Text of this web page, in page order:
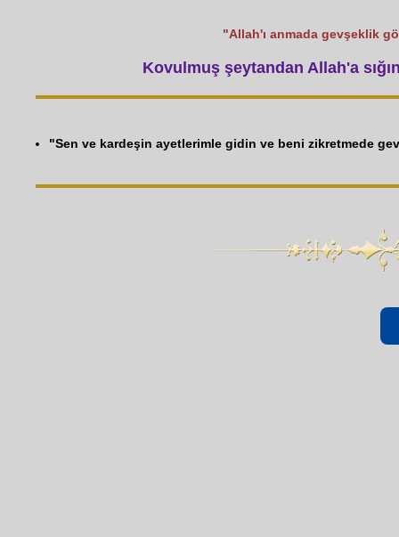
"Allah'ı anmada gevşeklik
Kovulmuş şeytandan Allah'a
"Sen ve kardeşin ayetlerimle gidin ve beni zikretmede